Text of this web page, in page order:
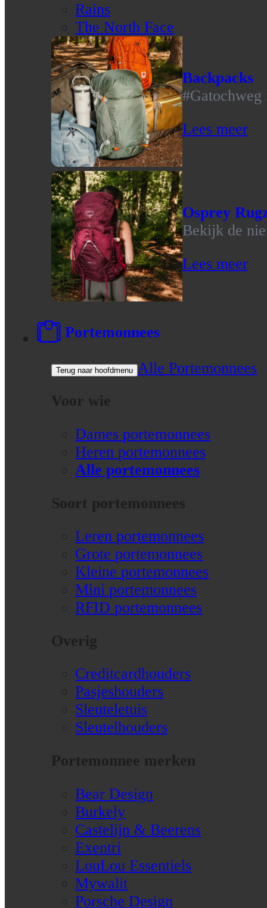
Rains
The North Face
Backpacks
#Gatochweg
Lees meer
Osprey
Bekijk de
Lees meer
Portemonnees
Terug naar hoofdmenu Alle Portemonnees
Voor wie
Dames portemonnees
Heren portemonnees
Alle portemonnees
Soort portemonnees
Leren portemonnees
Grote portemonnees
Kleine portemonnees
Mini portemonnees
RFID portemonnees
Overig
Creditcardhouders
Pasjeshouders
Sleuteletuis
Sleutelhouders
Portemonnee merken
Bear Design
Burkely
Castelijn & Beerens
Exentri
LouLou Essentiels
Mywalit
Porsche Design